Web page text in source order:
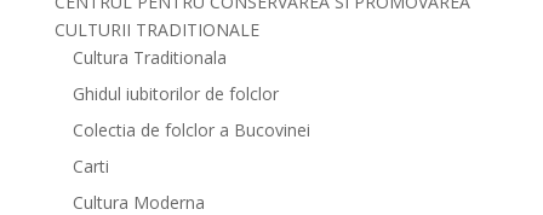
CULTURII TRADITIONALE
Cultura Traditionala
Ghidul iubitorilor de folclor
Colectia de folclor a Bucovinei
Carti
Cultura Moderna